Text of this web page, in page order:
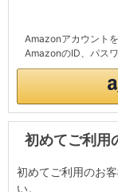
Amazonアカウント
AmazonのID、パス
初めてご利用
初めてご利用のお
い。